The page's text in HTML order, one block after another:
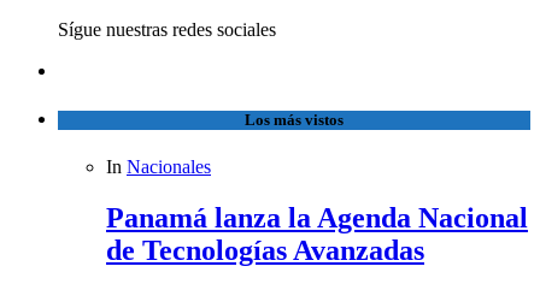
Sígue nuestras redes sociales
Los más vistos
In Nacionales
Panamá lanza la Agenda Nacional
de Tecnologías Avanzadas